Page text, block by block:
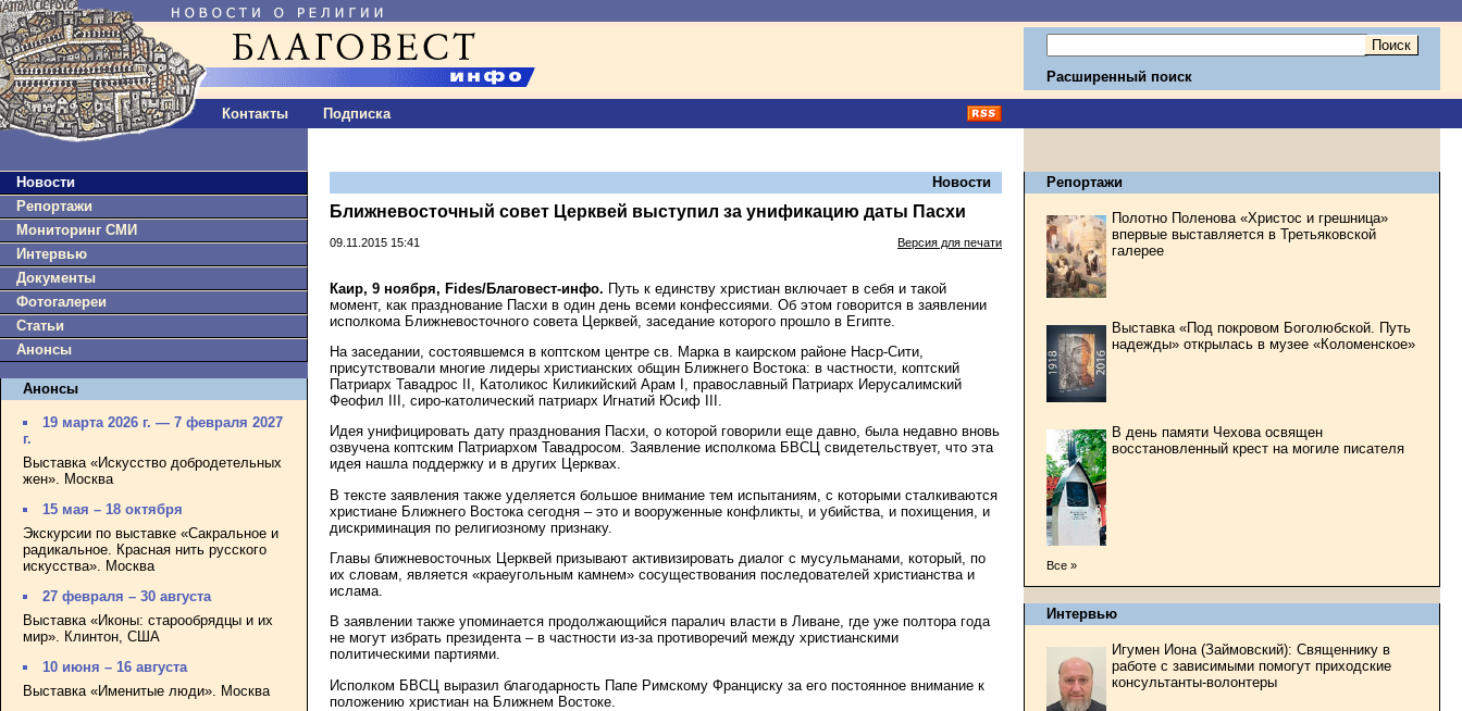
Контакты Подписка
Расширенный поиск
Новости
Репортажи
Мониторинг СМИ
Интервью
Документы
Фотогалереи
Статьи
Анонсы
Анонсы
19 марта 2026 г. — 7 февраля 2027
г.
Выставка «Искусство добродетельных
жен». Москва
15 мая – 18 октября
Экскурсии по выставке «Сакральное и
радикальное. Красная нить русского
искусства». Москва
27 февраля – 30 августа
Выставка «Иконы: старообрядцы и их
мир». Клинтон, США
10 июня – 16 августа
Выставка «Именитые люди». Москва
Новости
Ближневосточный совет Церквей выступил за унификацию даты Пасхи
09.11.2015 15:41 Версия для печати
Каир, 9 ноября, Fides/Благовест-инфо. Путь к единству христиан включает в себя и такой
момент, как празднование Пасхи в один день всеми конфессиями. Об этом говорится в заявлении
исполкома Ближневосточного совета Церквей, заседание которого прошло в Египте.
На заседании, состоявшемся в коптском центре св. Марка в каирском районе Наср-Сити,
присутствовали многие лидеры христианских общин Ближнего Востока: в частности, коптский
Патриарх Тавадрос II, Католикос Киликийский Арам I, православный Патриарх Иерусалимский
Феофил III, сиро-католический патриарх Игнатий Юсиф III.
Идея унифицировать дату празднования Пасхи, о которой говорили еще давно, была недавно вновь
озвучена коптским Патриархом Тавадросом. Заявление исполкома БВСЦ свидетельствует, что эта
идея нашла поддержку и в других Церквах.
В тексте заявления также уделяется большое внимание тем испытаниям, с которыми сталкиваются
христиане Ближнего Востока сегодня – это и вооруженные конфликты, и убийства, и похищения, и
дискриминация по религиозному признаку.
Главы ближневосточных Церквей призывают активизировать диалог с мусульманами, который, по
их словам, является «краеугольным камнем» сосуществования последователей христианства и
ислама.
В заявлении также упоминается продолжающийся паралич власти в Ливане, где уже полтора года
не могут избрать президента – в частности из-за противоречий между христианскими
политическими партиями.
Исполком БВСЦ выразил благодарность Папе Римскому Франциску за его постоянное внимание к
положению христиан на Ближнем Востоке.
Репортажи
Полотно Поленова «Христос и грешница»
впервые выставляется в Третьяковской
галерее
Выставка «Под покровом Боголюбской. Путь
надежды» открылась в музее «Коломенское»
В день памяти Чехова освящен
восстановленный крест на могиле писателя
Все »
Интервью
Игумен Иона (Займовский): Священнику в
работе с зависимыми помогут приходские
консультанты-волонтеры